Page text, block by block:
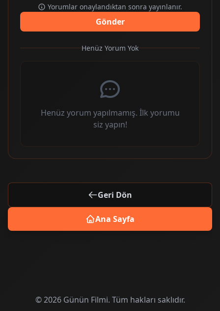
Yorumlar onaylandıktan sonra yayınlanır.
Gönder
Henüz Yorum Yok
Henüz yorum yapılmamış. İlk yorumu
siz yapın!
Geri Dön
Ana Sayfa
© 2026 Günün Filmi. Tüm hakları saklıdır.